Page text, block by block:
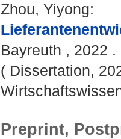
Zhou, Yiyong:
Bayreuth , 2022
( Dissertation,
Preprint,